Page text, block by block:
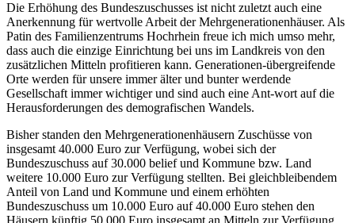
Die Erhöhung des Bundeszuschusses ist nicht zuletzt auch eine
Anerkennung für wertvolle Arbeit der Mehrgenerationenhäuser. Als
Patin des Familienzentrums Hochrhein freue ich mich umso mehr,
dass auch die einzige Einrichtung bei uns im Landkreis von den
zusätzlichen Mitteln profitieren kann. Generationen-übergreifende
Orte werden für unsere immer älter und bunter werdende
Gesellschaft immer wichtiger und sind auch eine Ant-wort auf die
Herausforderungen des demografischen Wandels.
Bisher standen den Mehrgenerationenhäusern Zuschüsse von
insgesamt 40.000 Euro zur Verfügung, wobei sich der
Bundeszuschuss auf 30.000 belief und Kommune bzw. Land
weitere 10.000 Euro zur Verfügung stellten. Bei gleichbleibendem
Anteil von Land und Kommune und einem erhöhten
Bundeszuschuss um 10.000 Euro auf 40.000 Euro stehen den